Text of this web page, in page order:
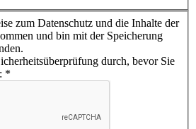
zum Datenschutz und die Inhalte der
und bin mit der Speicherung
durch, bevor Sie
*